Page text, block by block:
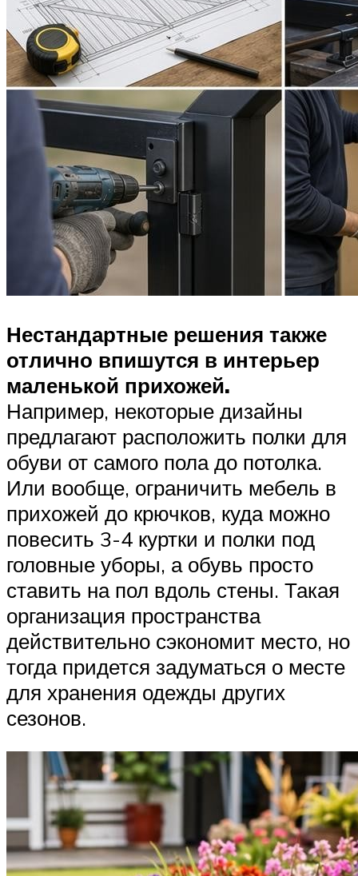
Нестандартные решения также
отлично впишутся в интерьер
маленькой прихожей.
Например, некоторые дизайны
предлагают расположить полки для
обуви от самого пола до потолка.
Или вообще, ограничить мебель в
прихожей до крючков, куда можно
повесить 3-4 куртки и полки под
головные уборы, а обувь просто
ставить на пол вдоль стены. Такая
организация пространства
действительно сэкономит место, но
тогда придется задуматься о месте
для хранения одежды других
сезонов.